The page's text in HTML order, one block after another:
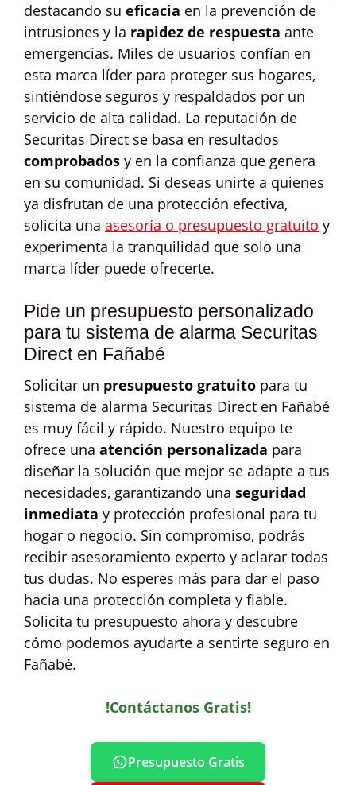
destacando su eficacia en la prevención de
intrusiones y la rapidez de respuesta ante
emergencias. Miles de usuarios confían en
esta marca líder para proteger sus hogares,
sintiéndose seguros y respaldados por un
servicio de alta calidad. La reputación de
Securitas Direct se basa en resultados
comprobados y en la confianza que genera
en su comunidad. Si deseas unirte a quienes
ya disfrutan de una protección efectiva,
solicita una asesoría o presupuesto gratuito y
experimenta la tranquilidad que solo una
marca líder puede ofrecerte.
Pide un presupuesto personalizado
para tu sistema de alarma Securitas
Direct en Fañabé
Solicitar un presupuesto gratuito para tu
sistema de alarma Securitas Direct en Fañabé
es muy fácil y rápido. Nuestro equipo te
ofrece una atención personalizada para
diseñar la solución que mejor se adapte a tus
necesidades, garantizando una seguridad
inmediata y protección profesional para tu
hogar o negocio. Sin compromiso, podrás
recibir asesoramiento experto y aclarar todas
tus dudas. No esperes más para dar el paso
hacia una protección completa y fiable.
Solicita tu presupuesto ahora y descubre
cómo podemos ayudarte a sentirte seguro en
Fañabé.
!Contáctanos Gratis!
Presupuesto Gratis